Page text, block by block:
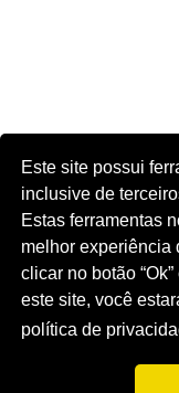
Este site possui
inclusive de
Estas ferramentas
melhor experiência
clicar no botão
este site, você
política de